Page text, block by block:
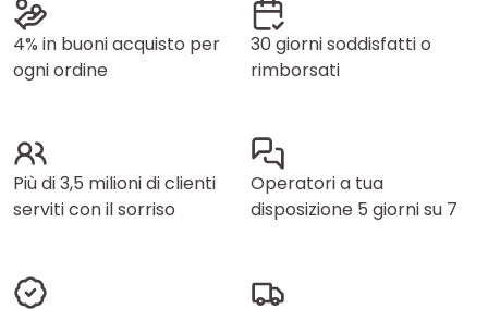
4% in buoni acquisto per
ogni ordine
30 giorni soddisfatti o
rimborsati
Più di 3,5 milioni di clienti
serviti con il sorriso
Operatori a tua
disposizione 5 giorni su 7